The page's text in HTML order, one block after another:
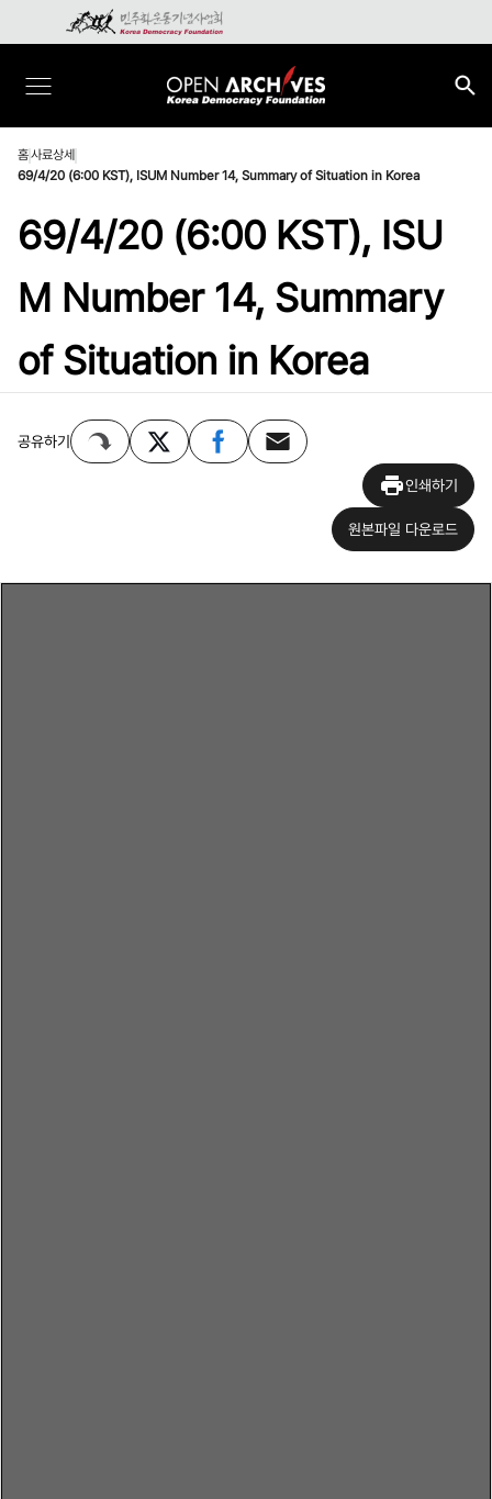
홈사료상세
69/4/20 (6:00 KST), ISUM Number 14, Summary of Situation in Korea
69/4/20 (6:00 KST), ISU
M Number 14, Summary
of Situation in Korea
공유하기
인쇄하기
원본파일 다운로드